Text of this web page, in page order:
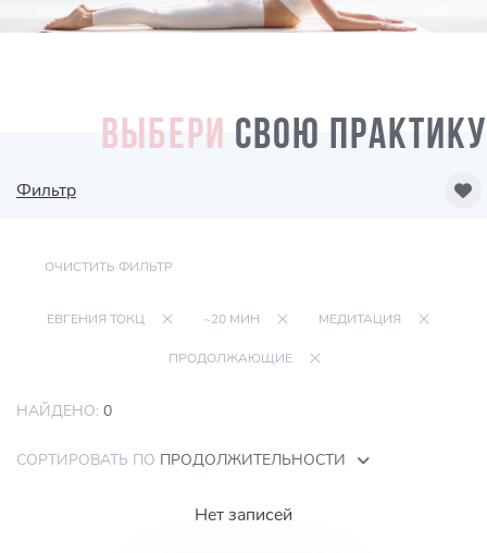
ВЫБЕРИ СВОЮ ПРАКТИКУ
Фильтр
ОЧИСТИТЬ ФИЛЬТР
ЕВГЕНИЯ ТОКЦ ~20 МИН МЕДИТАЦИЯ
ПРОДОЛЖАЮЩИЕ
НАЙДЕНО: 0
СОРТИРОВАТЬ ПО ПРОДОЛЖИТЕЛЬНОСТИ
Нет записей